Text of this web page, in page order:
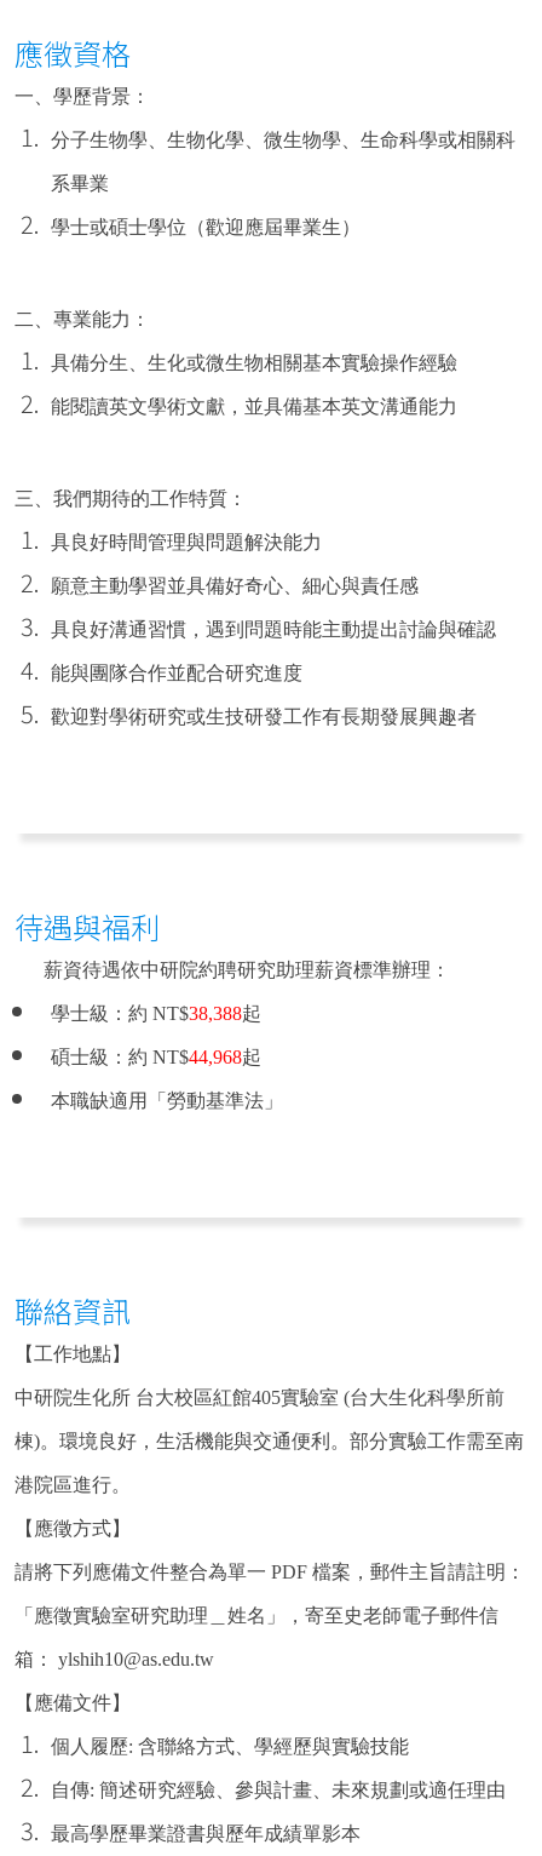
應徵資格
一、學歷背景：
分子生物學、生物化學、微生物學、生命科學或相關科
系畢業
學士或碩士學位（歡迎應屆畢業生）
二、專業能力：
具備分生、生化或微生物相關基本實驗操作經驗
能閱讀英文學術文獻，並具備基本英文溝通能力
三、我們期待的工作特質：
具良好時間管理與問題解決能力
願意主動學習並具備好奇心、細心與責任感
具良好溝通習慣，遇到問題時能主動提出討論與確認
能與團隊合作並配合研究進度
歡迎對學術研究或生技研發工作有長期發展興趣者
待遇與福利
薪資待遇依中研院約聘研究助理薪資標準辦理：
學士級：約 NT$38,388起
碩士級：約 NT$44,968起
本職缺適用「勞動基準法」
聯絡資訊
【工作地點】
中研院生化所 台大校區紅館405實驗室 (台大生化科學所前
棟)。環境良好，生活機能與交通便利。部分實驗工作需至南
港院區進行。
【應徵方式】
請將下列應備文件整合為單一 PDF 檔案，郵件主旨請註明：
「應徵實驗室研究助理＿姓名」，寄至史老師電子郵件信
箱： ylshih10@as.edu.tw
【應備文件】
個人履歷: 含聯絡方式、學經歷與實驗技能
自傳: 簡述研究經驗、參與計畫、未來規劃或適任理由
最高學歷畢業證書與歷年成績單影本